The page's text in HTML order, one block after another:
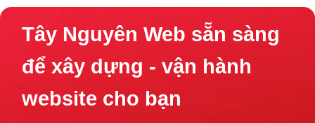
Tây Nguyên Web sẵn sàng
để xây dựng - vận hành
website cho bạn